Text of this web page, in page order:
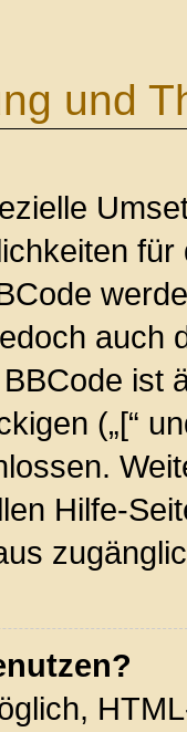
und
auch
ist
(„[“
Hilfe-